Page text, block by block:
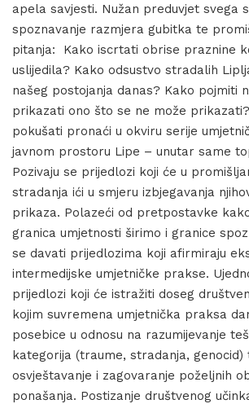
apela savjesti. Nužan preduvjet svega
spoznavanje razmjera gubitka te
pitanja: Kako iscrtati obrise praznine
uslijedila? Kako odsustvo stradalih
našeg postojanja danas? Kako pojmiti
prikazati ono što se ne može
pokušati pronaći u okviru serije
javnom prostoru Lipe – unutar same
Pozivaju se prijedlozi koji će u
stradanja ići u smjeru izbjegavanja
prikaza. Polazeći od pretpostavke
granica umjetnosti širimo i granice
se davati prijedlozima koji afirmiraju
intermedijske umjetničke prakse.
prijedlozi koji će istražiti doseg
kojim suvremena umjetnička praksa
posebice u odnosu na razumijevanje
kategorija (traume, stradanja, genocid)
osvještavanje i zagovaranje poželjnih
ponašanja. Postizanje društvenog